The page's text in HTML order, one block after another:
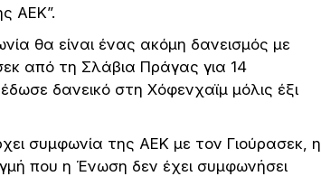
ΑΕΚ”.
θα είναι ένας ακόμη δανεισμός με
από τη Σλάβια Πράγας για 14
δανεικό στη Χόφενχαϊμ μόλις έξι
συμφωνία της ΑΕΚ με τον Γιούρασεκ, η
που η Ένωση δεν έχει συμφωνήσει